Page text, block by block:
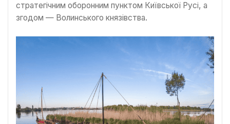
стратегічним оборонним пунктом Київської Русі, а
згодом — Волинського князівства.